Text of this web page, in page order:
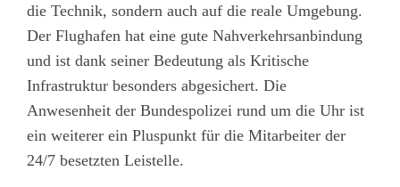
die Technik, sondern auch auf die reale Umgebung.
Der Flughafen hat eine gute Nahverkehrsanbindung
und ist dank seiner Bedeutung als Kritische
Infrastruktur besonders abgesichert. Die
Anwesenheit der Bundespolizei rund um die Uhr ist
ein weiterer ein Pluspunkt für die Mitarbeiter der
24/7 besetzten Leistelle.